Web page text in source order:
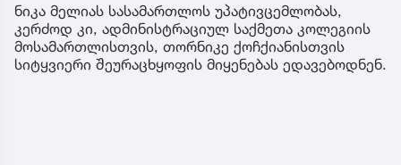
ნიკა მელიას სასამართლოს უპატივცემლობას,
კერძოდ კი, ადმინისტრაციულ საქმეთა კოლეგიის
მოსამართლისთვის, თორნიკე ქოჩქიანისთვის
სიტყვიერი შეურაცხყოფის მიყენებას ედავებოდნენ.